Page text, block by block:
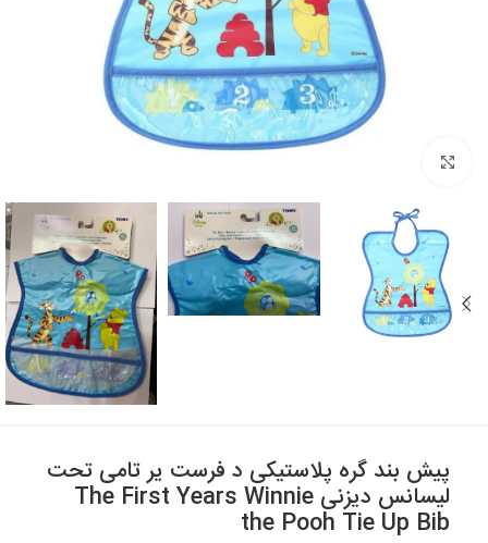
پیش بند گره پلاستیکی د فرست یر تامی تحت
لیسانس دیزنی The First Years Winnie
the Pooh Tie Up Bib